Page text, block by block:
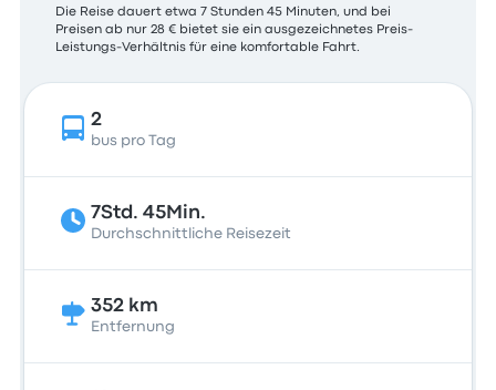
Die Reise dauert etwa 7 Stunden 45 Minuten, und bei
Preisen ab nur 28 € bietet sie ein ausgezeichnetes Preis-
Leistungs-Verhältnis für eine komfortable Fahrt.
2
bus pro Tag
7Std. 45Min.
Durchschnittliche Reisezeit
352 km
Entfernung